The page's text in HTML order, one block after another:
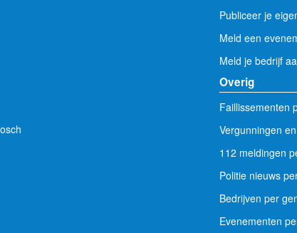
Publiceer je
Meld een
Meld je bedrijf
Overig
Faillissementen
Vergunningen
112 meldingen
Politie nieuws
Bedrijven per
Evenementen